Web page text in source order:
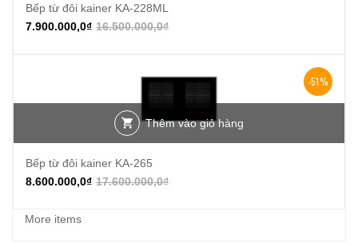
Bếp từ đôi kainer KA-228ML
16.500.000,0₫
7.900.000,0₫
-51%
Thêm vào giỏ hàng
Bếp từ đôi kainer KA-265
17.600.000,0₫
8.600.000,0₫
More items